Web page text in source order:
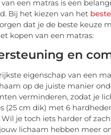
een matras is een
Bij het kiezen van het
dat je de beste keuze
kopen van een matras:
en
eigenschap van een
op de juiste manier
verminderen, zodat je
(25 cm dik) met 6
je toch iets harder of
lichaam hebben meer